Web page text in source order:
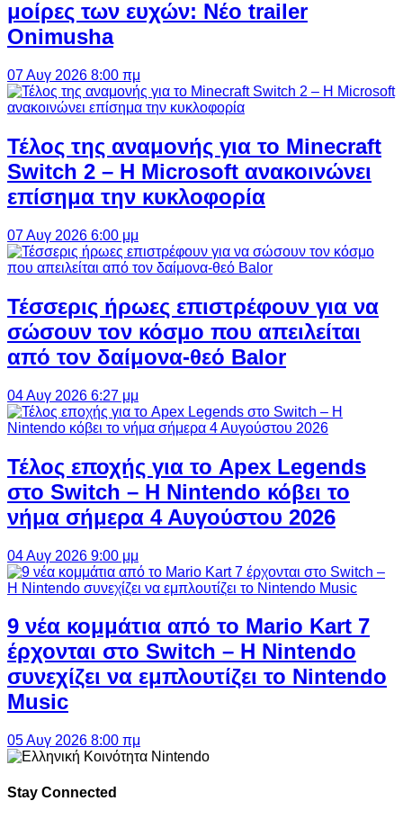
μοίρες των ευχών: Νέο trailer
Onimusha
07 Αυγ 2026 8:00 πμ
Τέλος της αναμονής για το Minecraft
Switch 2 – Η Microsoft ανακοινώνει
επίσημα την κυκλοφορία
07 Αυγ 2026 6:00 μμ
Τέσσερις ήρωες επιστρέφουν για να
σώσουν τον κόσμο που απειλείται
από τον δαίμονα-θεό Balor
04 Αυγ 2026 6:27 μμ
Τέλος εποχής για το Apex Legends
στο Switch – Η Nintendo κόβει το
νήμα σήμερα 4 Αυγούστου 2026
04 Αυγ 2026 9:00 μμ
9 νέα κομμάτια από το Mario Kart 7
έρχονται στο Switch – Η Nintendo
συνεχίζει να εμπλουτίζει το Nintendo
Music
05 Αυγ 2026 8:00 πμ
Stay Connected